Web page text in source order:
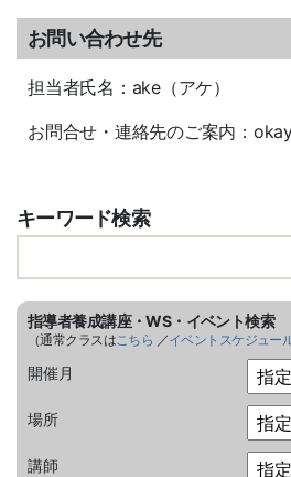
お問い合わせ先
担当者氏名：ake（アケ）
お問合せ・連絡先のご案内：
キーワード検索
指導者養成講座・WS・イベント検索
（通常クラスはこちら ／イベントスケジュー
開催月
場所
講師